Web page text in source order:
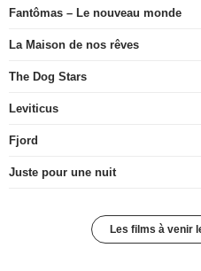
Fantômas – Le nouveau monde
La Maison de nos rêves
The Dog Stars
Leviticus
Fjord
Juste pour une nuit
Les films à venir